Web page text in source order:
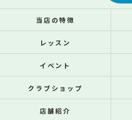
当店の特徴
レッスン
イベント
クラブショップ
店舗紹介